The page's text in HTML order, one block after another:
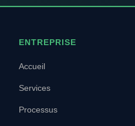
ENTREPRISE
Accueil
Services
Processus